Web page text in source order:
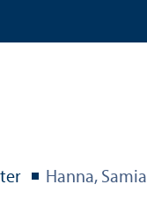
Hanna, Samia